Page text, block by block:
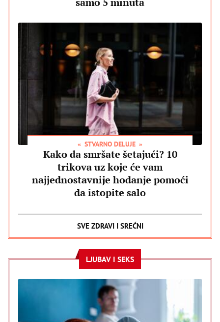
STVARNO DELUJE
Kako da smršate šetajući? 10
trikova uz koje će vam
najjednostavnije hodanje pomoći
da istopite salo
SVE ZDRAVI I SREĆNI
LJUBAV I SEKS